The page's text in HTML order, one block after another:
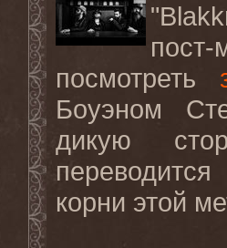
пост-
посмотреть
Боуэном
дикую
корни этой